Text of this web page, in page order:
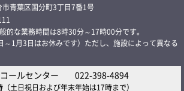
青葉区国分町3丁目7番1号
的な業務時間は8時30分～17時00分です。
～1月3日はお休みです）ただし、施設によって異なる
ールセンター 022-398-4894
（土日祝日および年末年始は17時まで）